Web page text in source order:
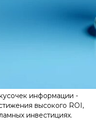
информации -
высокого ROI,
инвестициях.